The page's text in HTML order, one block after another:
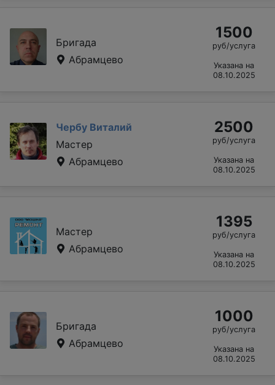
Бригада
Абрамцево
1500
руб/услуга
Указана на
08.10.2025
Чербу Виталий
Мастер
Абрамцево
2500
руб/услуга
Указана на
08.10.2025
Мастер
Абрамцево
1395
руб/услуга
Указана на
08.10.2025
Бригада
Абрамцево
1000
руб/услуга
Указана на
08.10.2025